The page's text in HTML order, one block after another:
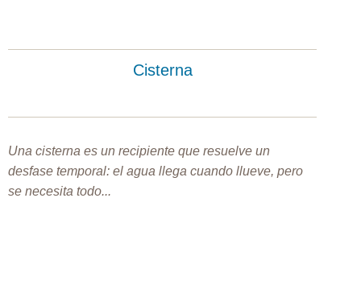
Cisterna
Una cisterna es un recipiente que resuelve un
desfase temporal: el agua llega cuando llueve, pero
se necesita todo...